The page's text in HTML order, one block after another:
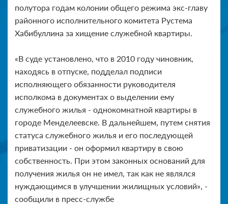
полутора годам колонии общего режима экс-главу
районного исполнительного комитета Рустема
Хабибуллина за хищение служебной квартиры.
«В суде установлено, что в 2010 году чиновник,
находясь в отпуске, подделал подписи
исполняющего обязанности руководителя
исполкома в документах о выделении ему
служебного жилья - однокомнатной квартиры в
городе Менделеевске. В дальнейшем, путем снятия
статуса служебного жилья и его последующей
приватизации - он оформил квартиру в свою
собственность. При этом законных оснований для
получения жилья он не имел, так как не являлся
нуждающимся в улучшении жилищных условий», -
сообщили в пресс-службе